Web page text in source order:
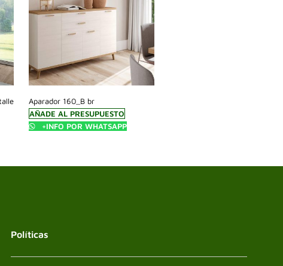
Aparador 160_B br
AÑADE AL PRESUPUESTO
+INFO POR WHATSAPP
Políticas